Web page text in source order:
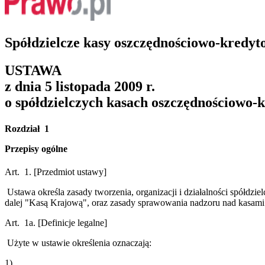
Spółdzielcze kasy oszczędnościowo-
USTAWA
z dnia 5 listopada 2009 r.
o spółdzielczych kasach
Rozdział 1
Przepisy ogólne
Art. 1. [Przedmiot ustawy]
Ustawa określa zasady tworzenia, organizacji i działalności
dalej "Kasą Krajową", oraz zasady sprawowania nadzoru nad
Art. 1a. [Definicje legalne]
Użyte w ustawie określenia oznaczają:
1)